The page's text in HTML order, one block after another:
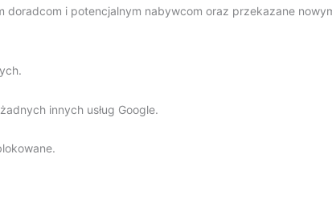
i potencjalnym nabywcom oraz przekazane
innych usług Google.